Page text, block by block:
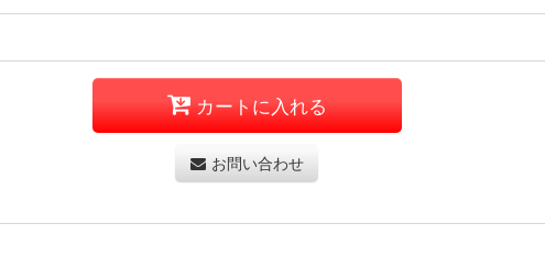
カートに入れる
お問い合わせ